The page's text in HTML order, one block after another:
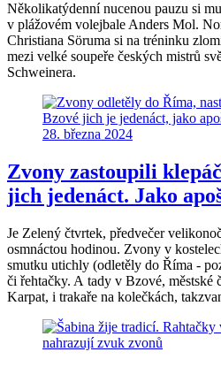
Několikatýdenní nucenou pauzu si
v plážovém volejbale Anders Mol.
Christiana Söruma si na tréninku
mezi velké soupeře českých mistrů
Schweinera.
Zvony zastoupili
jich jedenáct. Jako
Je Zelený čtvrtek, předvečer
osmnáctou hodinou. Zvony v
smutku utichly (odletěly do Říma -
či řehtačky. A tady v Bzové,
Karpat, i trakaře na kolečkách,